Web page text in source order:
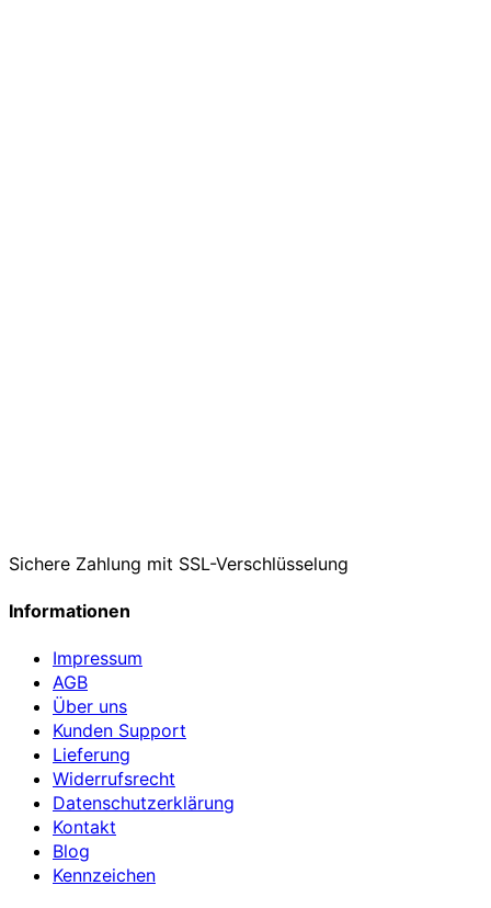
Sichere Zahlung mit SSL-Verschlüsselung
Informationen
Impressum
AGB
Über uns
Kunden Support
Lieferung
Widerrufsrecht
Datenschutzerklärung
Kontakt
Blog
Kennzeichen